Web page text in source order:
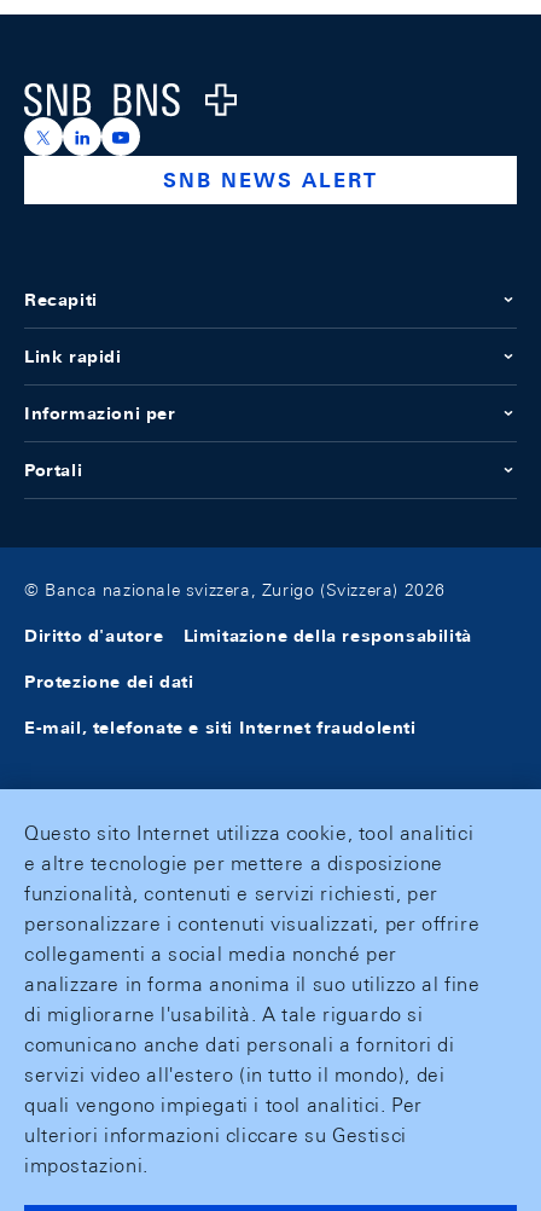
Logo
https://x.com/snb_bns
https://ch.linkedin.com/company/swiss-national-
https://www.youtube.com/@swissnationalbank
SNB NEWS ALERT
Recapiti
Link rapidi
Informazioni per
Portali
© Banca nazionale svizzera, Zurigo (Svizzera) 2026
Diritto d'autore Limitazione della responsabilità
Protezione dei dati
E-mail, telefonate e siti Internet fraudolenti
Questo sito Internet utilizza cookie, tool analitici
e altre tecnologie per mettere a disposizione
funzionalità, contenuti e servizi richiesti, per
personalizzare i contenuti visualizzati, per offrire
collegamenti a social media nonché per
analizzare in forma anonima il suo utilizzo al fine
di migliorarne l'usabilità. A tale riguardo si
comunicano anche dati personali a fornitori di
servizi video all'estero (in tutto il mondo), dei
quali vengono impiegati i tool analitici. Per
ulteriori informazioni cliccare su Gestisci
impostazioni.